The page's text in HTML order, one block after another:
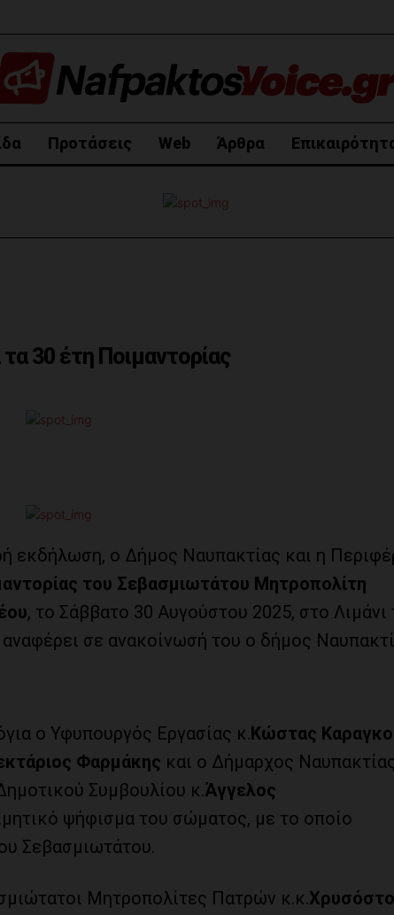
Προτάσεις Web Άρθρα
30 έτη Ποιμαντορίας
εκδήλωση, ο Δήμος Ναυπακτίας και η
του Σεβασμιωτάτου Μητροπολίτη
, το Σάββατο 30 Αυγούστου 2025, στο Λιμάνι
σε ανακοίνωσή του ο δήμος
ο Υφυπουργός Εργασίας κ.Κώστας
Φαρμάκης και ο Δήμαρχος
Συμβουλίου κ.Άγγελος
ψήφισμα του σώματος, με το οποίο
Σεβασμιωτάτου.
Μητροπολίτες Πατρών κ.κ.